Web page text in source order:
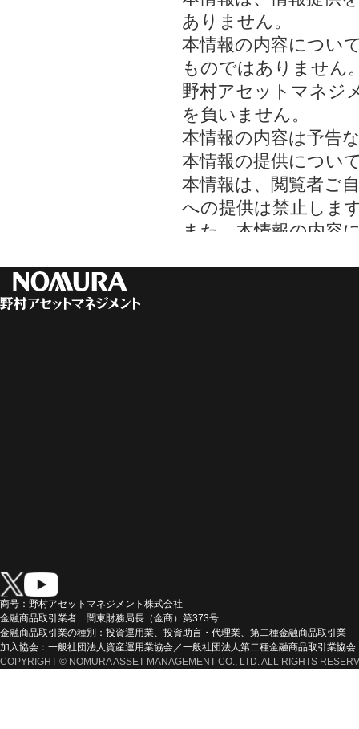
商号：野村アセットマネジメント株式会社
金融商品取引業者 関東財務局長（金商）第373号
金融商品取引業の種別：投資運用業、投資助言・代理業、第二種金融商品取引業
加入協会：一般社団法人資産運用業協会／一般社団法人第二種金融商品取引業協会
COPYRIGHT © NOMURA ASSET MANAGEMENT CO., LTD. ALL RIGHTS